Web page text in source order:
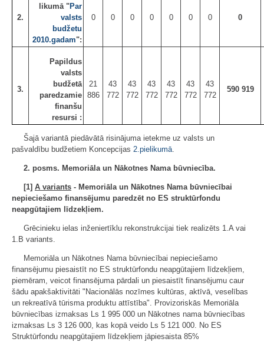
2.
likumā "Par
valsts
budžetu
2010.gadam":
0 0 0 0 0 0 0 0
3.
Papildus
valsts
budžetā
paredzamie
finanšu
resursi :
21
886
43
772
43
772
43
772
43
772
43
772
43
772
590 919
Šajā variantā piedāvātā risinājuma ietekme uz valsts un
pašvaldību budžetiem Koncepcijas 2.pielikumā
2. posms. Memoriāla un Nākotnes Nama būvniecība.
[1] A variants - Memoriāla un Nākotnes Nama būvniecībai
nepieciešamo finansējumu paredzēt no ES struktūrfondu
neapgūtajiem līdzekļiem.
Grēcinieku ielas inženiertīklu rekonstrukcijai tiek realizēts 1.A vai
1.B variants.
Memoriāla un Nākotnes Nama būvniecībai nepieciešamo
finansējumu piesaistīt no ES struktūrfondu neapgūtajiem līdzekļiem,
piemēram, veicot finansējuma pārdali un piesaistīt finansējumu caur
šādu apakšaktivitāti "Nacionālās nozīmes kultūras, aktīvā, veselības
un rekreatīvā tūrisma produktu attīstība". Provizoriskās Memoriāla
būvniecības izmaksas Ls 1 995 000 un Nākotnes nama būvniecības
izmaksas Ls 3 126 000, kas kopā veido Ls 5 121 000. No ES
Struktūrfondu neapgūtajiem līdzekļiem jāpiesaista 85%